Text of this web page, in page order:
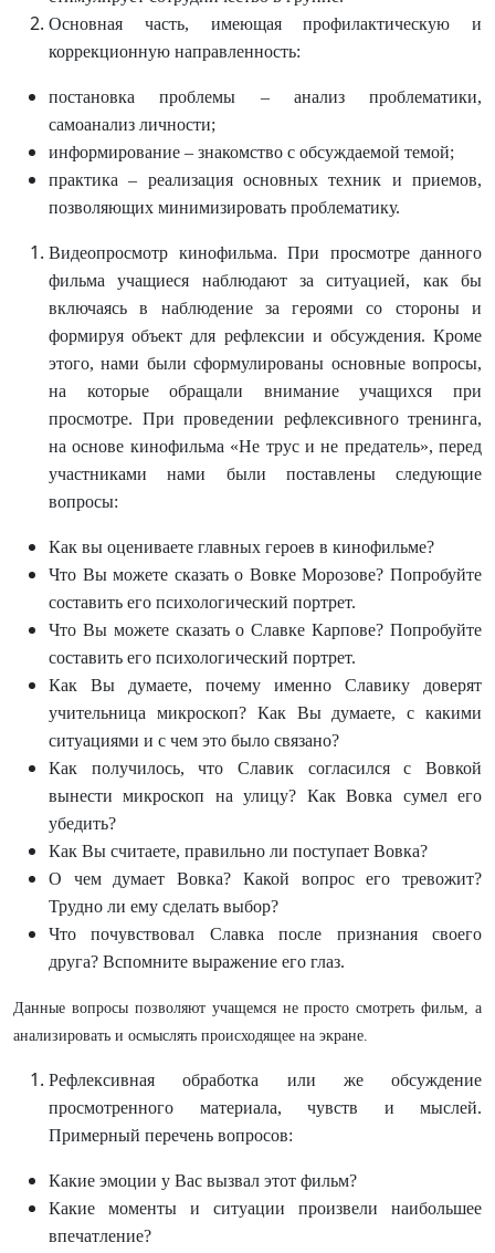
Основная часть, имеющая профилактическую и
коррекционную направленность:
постановка проблемы – анализ проблематики,
самоанализ личности;
информирование – знакомство с обсуждаемой темой;
практика – реализация основных техник и приемов,
позволяющих минимизировать проблематику.
Видеопросмотр кинофильма. При просмотре данного
фильма учащиеся наблюдают за ситуацией, как бы
включаясь в наблюдение за героями со стороны и
формируя объект для рефлексии и обсуждения. Кроме
этого, нами были сформулированы основные вопросы,
на которые обращали внимание учащихся при
просмотре. При проведении рефлексивного тренинга,
на основе кинофильма «Не трус и не предатель», перед
участниками нами были поставлены следующие
вопросы:
Как вы оцениваете главных героев в кинофильме?
Что Вы можете сказать о Вовке Морозове? Попробуйте
составить его психологический портрет.
Что Вы можете сказать о Славке Карпове? Попробуйте
составить его психологический портрет.
Как Вы думаете, почему именно Славику доверят
учительница микроскоп? Как Вы думаете, с какими
ситуациями и с чем это было связано?
Как получилось, что Славик согласился с Вовкой
вынести микроскоп на улицу? Как Вовка сумел его
убедить?
Как Вы считаете, правильно ли поступает Вовка?
О чем думает Вовка? Какой вопрос его тревожит?
Трудно ли ему сделать выбор?
Что почувствовал Славка после признания своего
друга? Вспомните выражение его глаз.
Данные вопросы позволяют учащемся не просто смотреть фильм, а
анализировать и осмыслять происходящее на экране.
Рефлексивная обработка или же обсуждение
просмотренного материала, чувств и мыслей.
Примерный перечень вопросов:
Какие эмоции у Вас вызвал этот фильм?
Какие моменты и ситуации произвели наибольшее
впечатление?